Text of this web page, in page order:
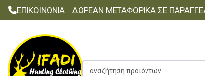
ΕΠΙΚΟΙΝΩΝΊΑ ΔΩΡΕΆΝ ΜΕΤΑΦΟΡΙΚΆ ΣΕ
αναζήτηση προϊόντων